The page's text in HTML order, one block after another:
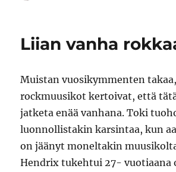
Liian vanha
Muistan vuosikymmenten
rockmuusikot kertoivat, että
jatketa enää vanhana. Toki
luonnollistakin karsintaa, kun
on jäänyt moneltakin
Hendrix tukehtui 27- vuotiaana